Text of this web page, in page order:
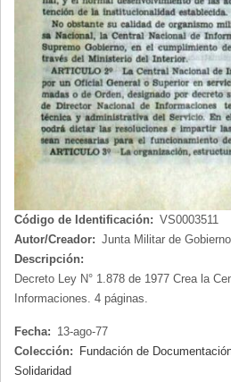
Código de Identificación: VS0003511
Autor/Creador: Junta Militar de Gobierno
Descripción:
Decreto Ley N° 1.878 de 1977 Crea la
Informaciones. 4 páginas.
Fecha: 13-ago-77
Colección:
Fundación de
Solidaridad